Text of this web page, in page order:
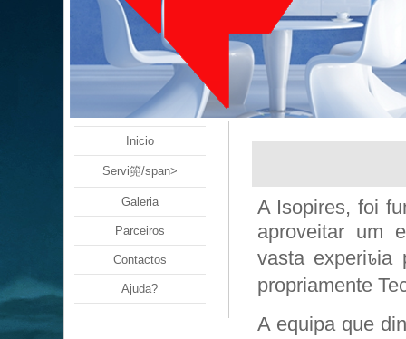
Inicio
Servi篼/span>
Galeria
Parceiros
Contactos
Ajuda?
A Isopires, foi
aproveitar um
vasta
propriamente
A equipa que